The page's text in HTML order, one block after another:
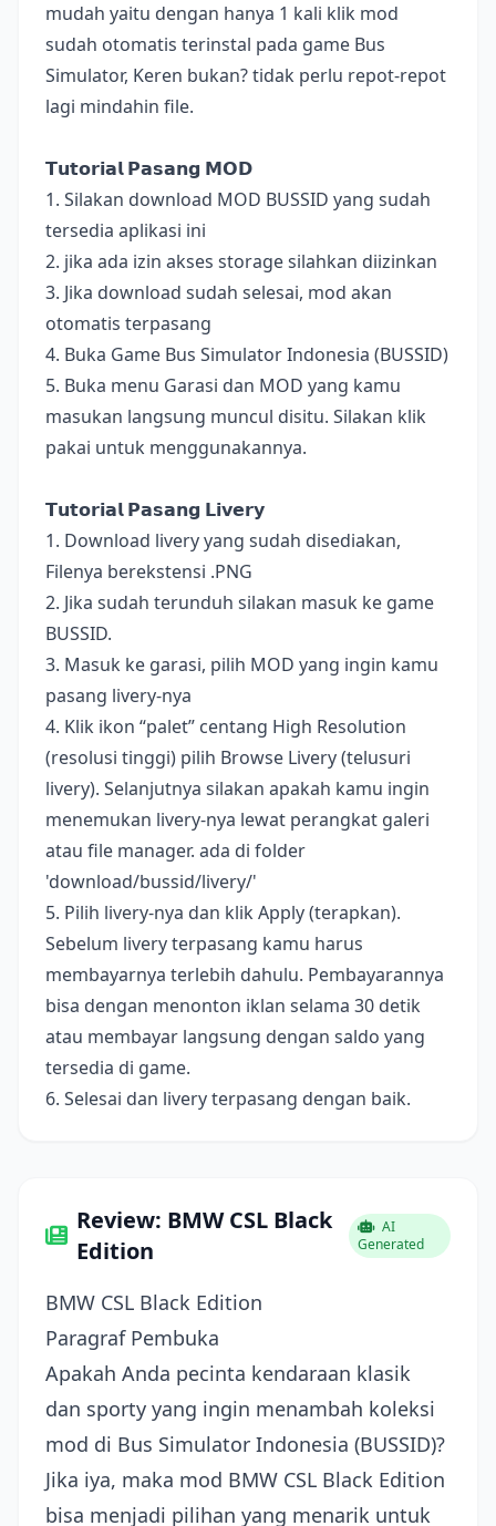
mudah yaitu dengan hanya 1 kali klik mod
sudah otomatis terinstal pada game Bus
Simulator, Keren bukan? tidak perlu repot-repot
lagi mindahin file.
𝗧𝘂𝘁𝗼𝗿𝗶𝗮𝗹 𝗣𝗮𝘀𝗮𝗻𝗴 𝗠𝗢𝗗
1. Silakan download MOD BUSSID yang sudah
tersedia aplikasi ini
2. jika ada izin akses storage silahkan diizinkan
3. Jika download sudah selesai, mod akan
otomatis terpasang
4. Buka Game Bus Simulator Indonesia (BUSSID)
5. Buka menu Garasi dan MOD yang kamu
masukan langsung muncul disitu. Silakan klik
pakai untuk menggunakannya.
𝗧𝘂𝘁𝗼𝗿𝗶𝗮𝗹 𝗣𝗮𝘀𝗮𝗻𝗴 𝗟𝗶𝘃𝗲𝗿𝘆
1. Download livery yang sudah disediakan,
Filenya berekstensi .PNG
2. Jika sudah terunduh silakan masuk ke game
BUSSID.
3. Masuk ke garasi, pilih MOD yang ingin kamu
pasang livery-nya
4. Klik ikon “palet” centang High Resolution
(resolusi tinggi) pilih Browse Livery (telusuri
livery). Selanjutnya silakan apakah kamu ingin
menemukan livery-nya lewat perangkat galeri
atau file manager. ada di folder
'download/bussid/livery/'
5. Pilih livery-nya dan klik Apply (terapkan).
Sebelum livery terpasang kamu harus
membayarnya terlebih dahulu. Pembayarannya
bisa dengan menonton iklan selama 30 detik
atau membayar langsung dengan saldo yang
tersedia di game.
6. Selesai dan livery terpasang dengan baik.
Review: BMW CSL Black
Edition
AI
Generated
BMW CSL Black Edition
Paragraf Pembuka
Apakah Anda pecinta kendaraan klasik
dan sporty yang ingin menambah koleksi
mod di Bus Simulator Indonesia (BUSSID)?
Jika iya, maka mod BMW CSL Black Edition
bisa menjadi pilihan yang menarik untuk